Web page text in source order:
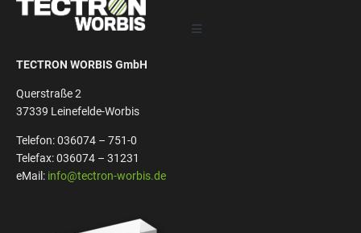
TECTRON WORBIS GmbH
Querstraße 2
37339 Leinefelde-Worbis
Telefon: 036074 – 751-0
Telefax: 036074 – 31231
eMail: info@tectron-worbis.de